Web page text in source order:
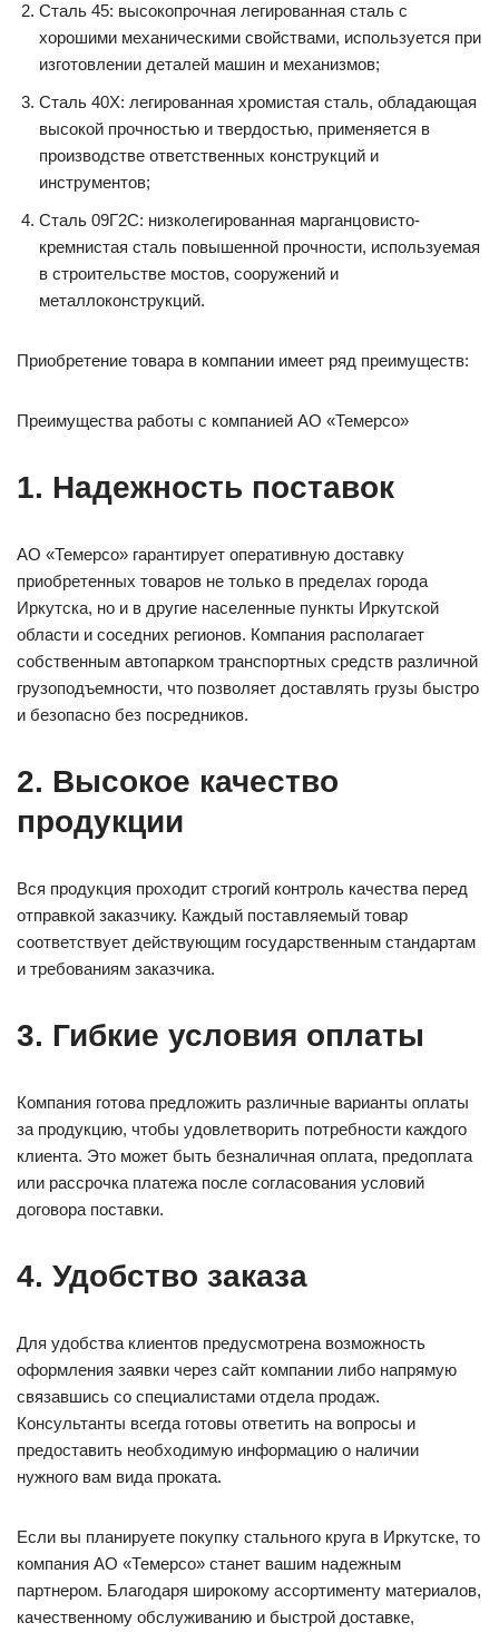
Сталь 45: высокопрочная легированная сталь с
хорошими механическими свойствами, используется при
изготовлении деталей машин и механизмов;
Сталь 40Х: легированная хромистая сталь, обладающая
высокой прочностью и твердостью, применяется в
производстве ответственных конструкций и
инструментов;
Сталь 09Г2С: низколегированная марганцовисто-
кремнистая сталь повышенной прочности, используемая
в строительстве мостов, сооружений и
металлоконструкций.
Приобретение товара в компании имеет ряд преимуществ:
Преимущества работы с компанией АО «Темерсо»
1. Надежность поставок
АО «Темерсо» гарантирует оперативную доставку
приобретенных товаров не только в пределах города
Иркутска, но и в другие населенные пункты Иркутской
области и соседних регионов. Компания располагает
собственным автопарком транспортных средств различной
грузоподъемности, что позволяет доставлять грузы быстро
и безопасно без посредников.
2. Высокое качество
продукции
Вся продукция проходит строгий контроль качества перед
отправкой заказчику. Каждый поставляемый товар
соответствует действующим государственным стандартам
и требованиям заказчика.
3. Гибкие условия оплаты
Компания готова предложить различные варианты оплаты
за продукцию, чтобы удовлетворить потребности каждого
клиента. Это может быть безналичная оплата, предоплата
или рассрочка платежа после согласования условий
договора поставки.
4. Удобство заказа
Для удобства клиентов предусмотрена возможность
оформления заявки через сайт компании либо напрямую
связавшись со специалистами отдела продаж.
Консультанты всегда готовы ответить на вопросы и
предоставить необходимую информацию о наличии
нужного вам вида проката.
Если вы планируете покупку стального круга в Иркутске, то
компания АО «Темерсо» станет вашим надежным
партнером. Благодаря широкому ассортименту материалов,
качественному обслуживанию и быстрой доставке,